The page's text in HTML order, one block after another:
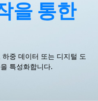
을 통한
중 데이터 또는 디지털 도
특성화합니다.